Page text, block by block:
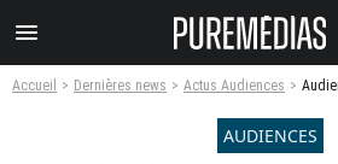
menu
Accueil Dernières news Actus Audiences Audiences dimanche : Quel
AUDIENCES